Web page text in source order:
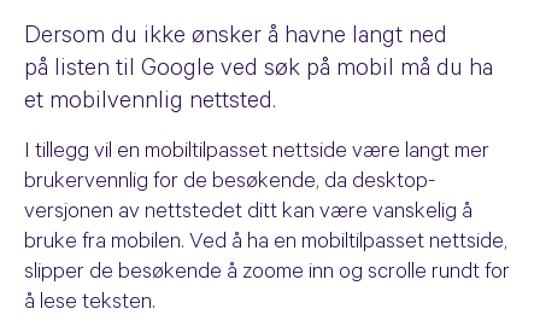
Dersom du ikke ønsker å havne langt ned
på listen til Google ved søk på mobil må du ha
et mobilvennlig nettsted.
I tillegg vil en mobiltilpasset nettside være langt mer
brukervennlig for de besøkende, da desktop-
versjonen av nettstedet ditt kan være vanskelig å
bruke fra mobilen. Ved å ha en mobiltilpasset nettside,
slipper de besøkende å zoome inn og scrolle rundt for
å lese teksten.